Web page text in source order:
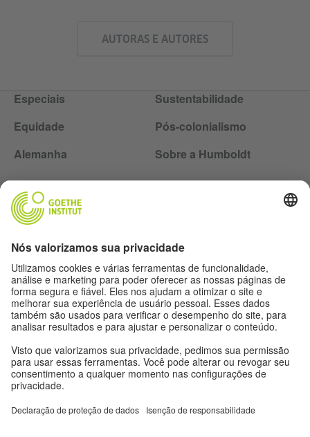
AUTORAS E AUTORES
Especiais
Sustentabilidade
Equidade
Pós-colonialismo
Alemanha
Sobre a Humboldt
Expediente
Proteção de dados
Termos de uso
Proteção de dados
Siga a revista Humboldt nas redes sociais
Outras publicações do Goethe-Institut